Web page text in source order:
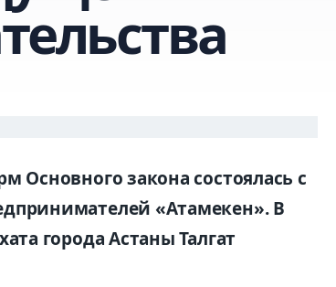
Основного закона состоялась с
«Атамекен». В
города Астаны Талгат